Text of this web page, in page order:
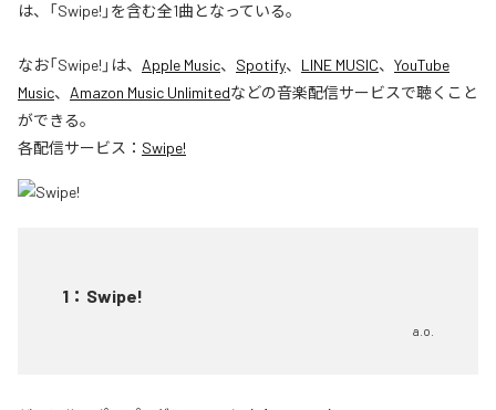
は、「Swipe!」を含む全1曲となっている。
なお「Swipe! 」は、 Apple Music、 Spotify、 LINE MUSIC、 YouTube
Music、 Amazon Music Unlimitedなどの音楽配信サービスで聴くこと
ができる。
各配信サービス： Swipe!
1 ： Swipe!
a.o.